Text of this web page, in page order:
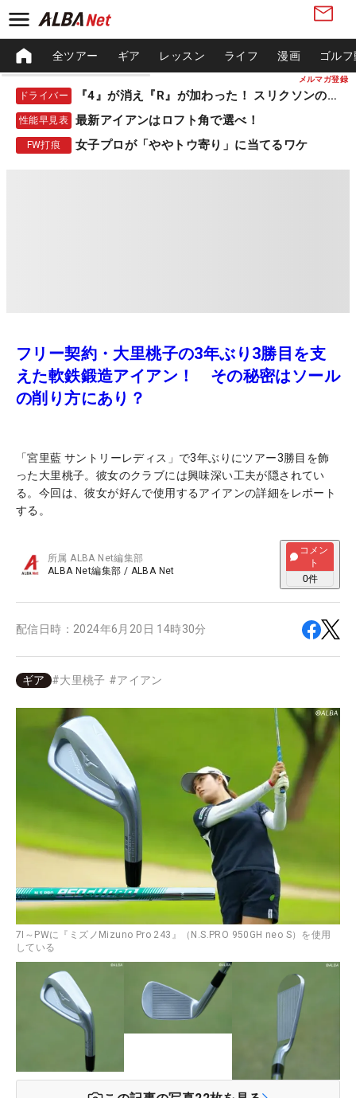
メルマガ登録
全ツアー ギア レッスン ライフ 漫画 ゴル
ドライバー 『4』が消え『R』が加わった！ スリクソンの新作
性能早見表 最新アイアンはロフト角で選べ！
FW打痕 女子プロが「ややトウ寄り」に当てるワケ
フリー契約・大里桃子の3年ぶり3勝目を支
えた軟鉄鍛造アイアン！ その秘密はソール
の削り方にあり？
「宮里藍 サントリーレディス」で3年ぶりにツアー3勝目を飾
った大里桃子。彼女のクラブには興味深い工夫が隠されてい
る。今回は、彼女が好んで使用するアイアンの詳細をレポート
する。
所属ALBA Net編集部
ALBA Net編集部 / ALBA Net
コメン
ト
0件
配信日時： 2024年6月20日 14時30分
ギア #大里桃子 #アイアン
7I～PWに『ミズノMizuno Pro 243』（N.S.PRO 950GH neo S）を使用
している